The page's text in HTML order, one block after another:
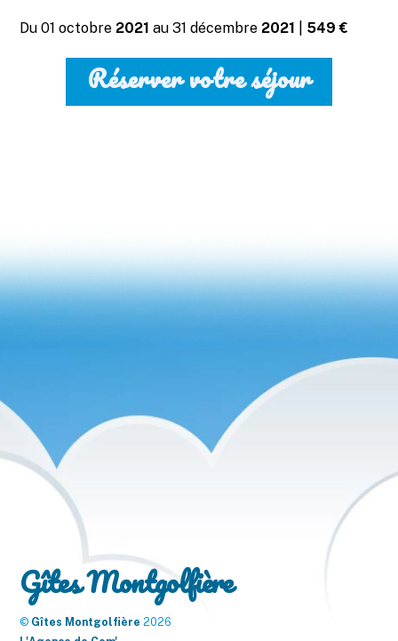
Du 01 octobre 2021 au 31 décembre 2021 549 €
Réserver votre séjour
Gîtes Montgolfière
© Gîtes Montgolfière 2026